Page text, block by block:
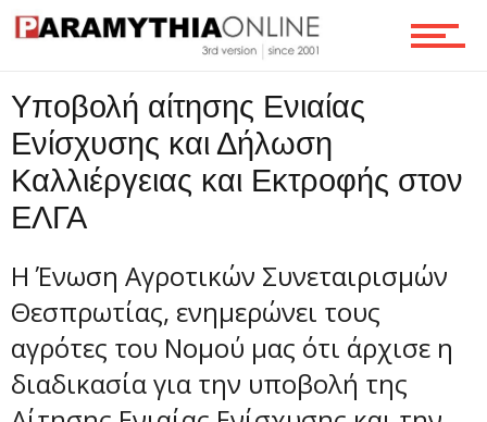
Επικοινωνία
Yποβολή αίτησης Ενιαίας
Ενίσχυσης και Δήλωση
Καλλιέργειας και Εκτροφής στον
ΕΛΓΑ
Η Ένωση Αγροτικών Συνεταιρισμών
Θεσπρωτίας, ενημερώνει τους
αγρότες του Νομού μας ότι άρχισε η
διαδικασία για την υποβολή της